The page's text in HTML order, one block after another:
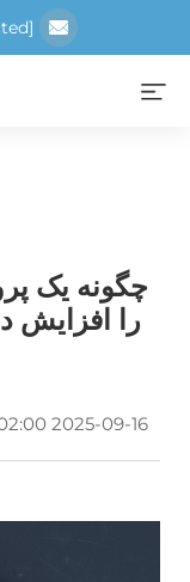
[email protected]
چگونه یک
را افزایش
2025-09-16 16:02:00